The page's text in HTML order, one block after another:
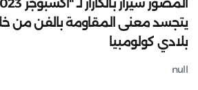
يتجسد معنى المقاومة بالفن من
بلادي كولومبيا
null